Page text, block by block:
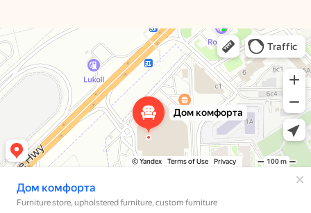
Дом комфорта
Магазин мебели в Москве и Московской области
Мягкая мебель в Москве и Московской области